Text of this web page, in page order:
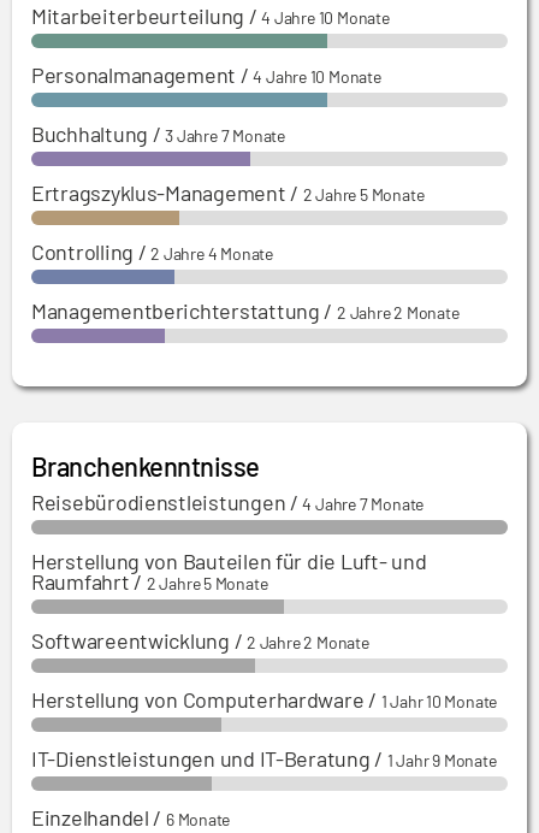
Mitarbeiterbeurteilung /4 Jahre 10 Monate
Personalmanagement /4 Jahre 10 Monate
Buchhaltung /3 Jahre 7 Monate
Ertragszyklus-Management / 2 Jahre 5 Monate
Controlling /2 Jahre 4 Monate
Managementberichterstattung / 2 Jahre 2 Monate
Branchenkenntnisse
Reisebürodienstleistungen /4 Jahre 7 Monate
Herstellung von Bauteilen für die Luft- und
Raumfahrt/ 2 Jahre 5 Monate
Softwareentwicklung /2 Jahre 2 Monate
Herstellung von Computerhardware / 1 Jahr 10 Monate
IT-Dienstleistungen und IT-Beratung / 1 Jahr 9 Monate
Einzelhandel / 6 Monate